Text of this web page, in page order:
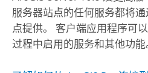
服务器站点的任何服务都将通
点提供。 客户端应用程序可
过程中启用的服务和其他功能